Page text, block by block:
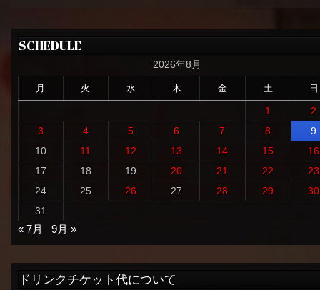
SCHEDULE
2026年8月
月 火 水 木 金 土 日
1
2
3
4 5 6 7 8
9
10
11 12 13 14 15
16
17
18 19 20 21 22
23
24
25 26 27 28 29
30
31
« 7月
9月 »
ドリンクチケット代について